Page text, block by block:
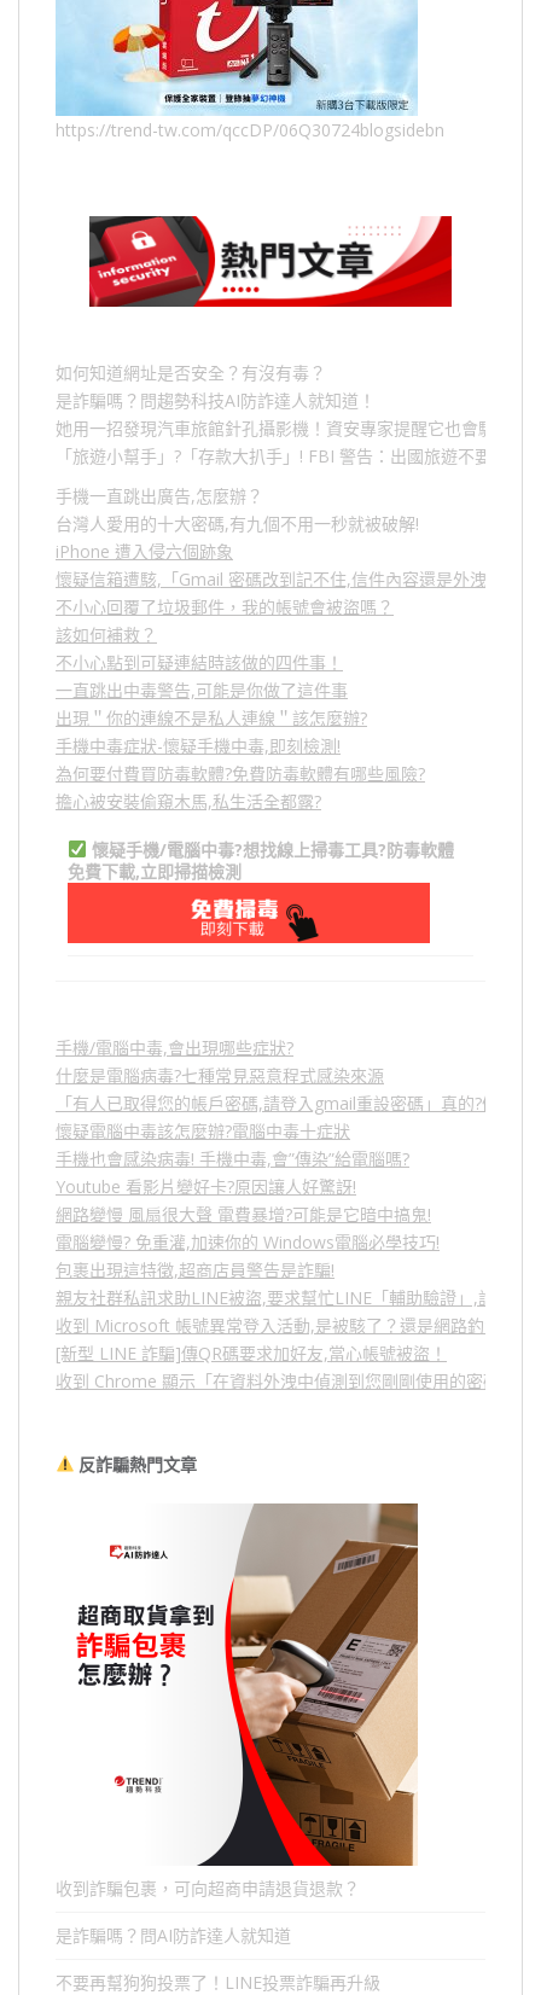
https://trend-tw.com/qccDP/06Q30724blogsidebn
如何知道網址是否安全？有沒有毒？
是詐騙嗎？問趨勢科技AI防詐達人就知道！
她用一招發現汽車旅館針孔攝影機！資安專家提醒它也會駭人成
「旅遊小幫手」 ? 「存款大扒手」 ! FBI 警告：出國旅遊不要做的
手機一直跳出廣告,怎麼辦？
台灣人愛用的十大密碼,有九個不用一秒就被破解!
iPhone 遭入侵六個跡象
懷疑信箱遭駭,「Gmail 密碼改到記不住,信件內容還是外洩？」,
不小心回覆了垃圾郵件，我的帳號會被盜嗎？
該如何補救？
不小心點到可疑連結時該做的四件事！
一直跳出中毒警告,可能是你做了這件事
出現＂你的連線不是私人連線＂該怎麼辦?
手機中毒症狀-懷疑手機中毒,即刻檢測!
為何要付費買防毒軟體?免費防毒軟體有哪些風險?
擔心被安裝偷窺木馬,私生活全都露?
懷疑手機/電腦中毒?想找線上掃毒工具?防毒軟體
免費下載,立即掃描檢測
手機/電腦中毒,會出現哪些症狀?
什麼是電腦病毒?七種常見惡意程式感染來源
「有人已取得您的帳戶密碼,請登入gmail重設密碼」真的?假的?5
懷疑電腦中毒該怎麼辦?電腦中毒十症狀
手機也會感染病毒! 手機中毒,會”傳染”給電腦嗎?
Youtube 看影片變好卡?原因讓人好驚訝!
網路變慢 風扇很大聲 電費暴增?可能是它暗中搞鬼!
電腦變慢? 免重灌,加速你的 Windows電腦必學技巧!
包裹出現這特徵,超商店員警告是詐騙!
親友社群私訊求助LINE被盜,要求幫忙LINE「輔助驗證」,詐騙
收到 Microsoft 帳號異常登入活動,是被駭了？還是網路釣魚？
[新型 LINE 詐騙]傳QR碼要求加好友,當心帳號被盜！
收到 Chrome 顯示「在資料外洩中偵測到您剛剛使用的密碼」
反詐騙熱門文章
收到詐騙包裹，可向超商申請退貨退款？
是詐騙嗎？問AI防詐達人就知道
不要再幫狗狗投票了！LINE投票詐騙再升級